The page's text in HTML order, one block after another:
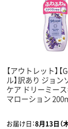
【アウトレット】【
ル】訳あり ジョン
ケア ドリーミー
マローション
お届け日：8月13日（木